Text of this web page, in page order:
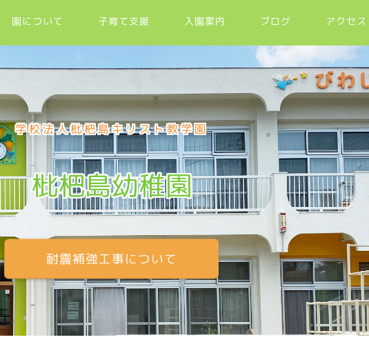
園について 子育て支援 入園案内 ブログ アクセス
学校法人枇杷島キリスト教学園
枇杷島幼稚園
耐震補強工事について